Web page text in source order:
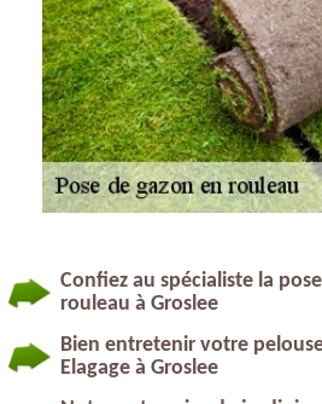
Confiez au spécialiste la
rouleau à Groslee
Bien entretenir votre
Elagage à Groslee